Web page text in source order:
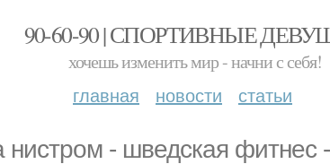
90-60-90 | СПОРТИВНЫЕ
хочешь изменить мир - начни с себя!
главная новости статьи
нистром - шведская